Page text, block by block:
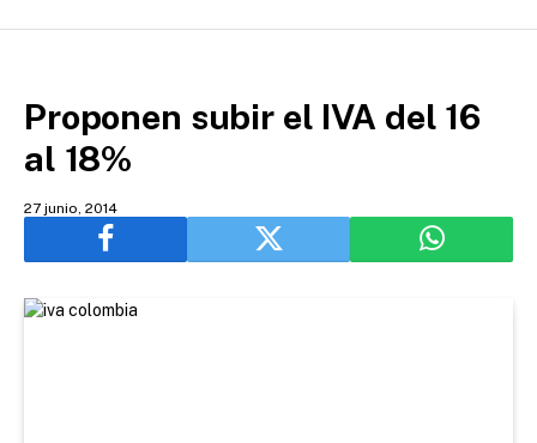
Proponen subir el IVA del 16
al 18%
27 junio, 2014